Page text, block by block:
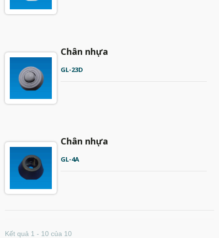
Chân nhựa
GL-23D
Chân nhựa
GL-4A
Kết quả 1 - 10 của 10